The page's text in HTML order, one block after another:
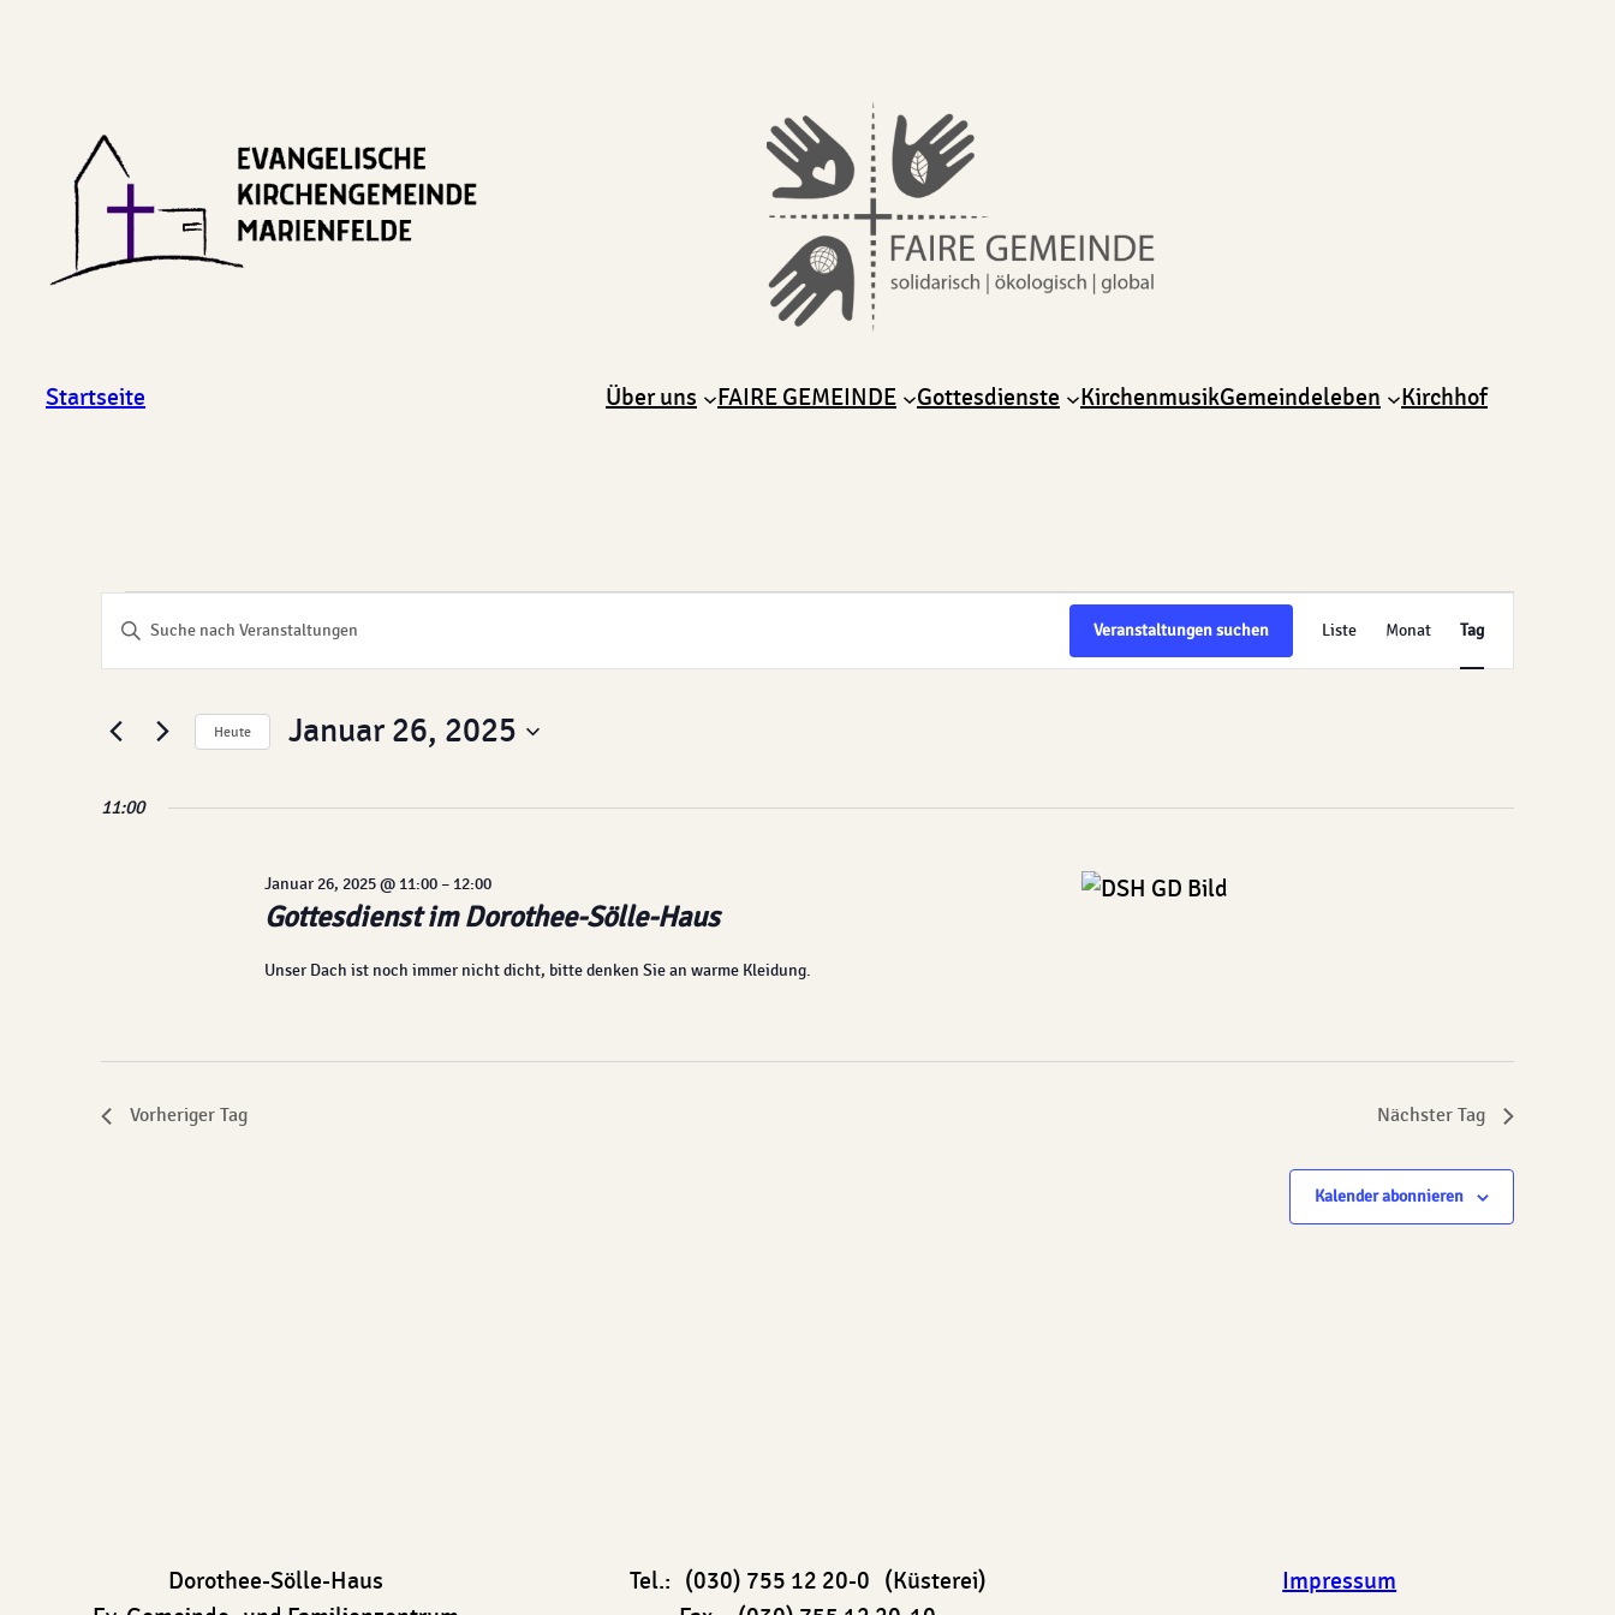
Startseite Über uns FAIRE GEMEINDE Gottesdienste KirchenmusikGemeindeleben Kirchhof
Veranstaltungen
Januar
26,
Veranstaltungen
Suche
und
Ansichten,
Navigation
Bitte
Schlüsselwort
Suche
Veranstaltungen
Veranstaltungen suchen
Ansichten-
Liste Monat Tag
Heute Januar 26, 2025
wählen.
11:00
Gottesdienst im Dorothee-Sölle-Haus
Januar 26, 2025 @ 11:00– 12:00
Unser Dach ist noch immer nicht dicht, bitte denken Sie an warme Kleidung.
Vorheriger Tag Nächster Tag
Kalender abonnieren
Dorothee-Sölle-Haus
Tel.: (030) 755 12 20-0 (Küsterei)
Impressum